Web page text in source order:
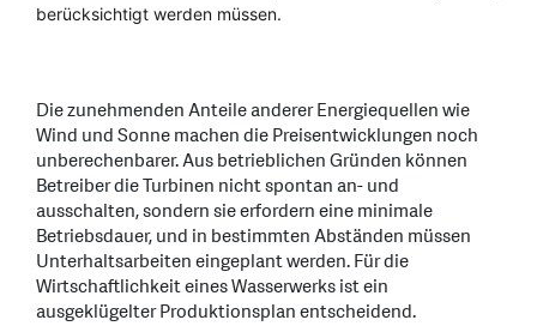
berücksichtigt werden müssen.
Die zunehmenden Anteile anderer Energiequellen wie
Wind und Sonne machen die Preisentwicklungen noch
unberechenbarer. Aus betrieblichen Gründen können
Betreiber die Turbinen nicht spontan an- und
ausschalten, sondern sie erfordern eine minimale
Betriebsdauer, und in bestimmten Abständen müssen
Unterhaltsarbeiten eingeplant werden. Für die
Wirtschaftlichkeit eines Wasserwerks ist ein
ausgeklügelter Produktionsplan entscheidend.